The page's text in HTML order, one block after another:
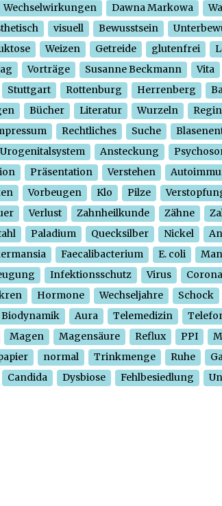
Wechselwirkungen Dawna Markowa
visuell Bewusstsein
Weizen Getreide glutenfrei
Vorträge Susanne Beckmann Vita
Stuttgart Rottenburg Herrenberg
Bücher Literatur Wurzeln
Rechtliches Suche
Urogenitalsystem Ansteckung
Präsentation Verstehen
Vorbeugen Klo Pilze
Verlust Zahnheilkunde Zähne
Paladium Quecksilber Nickel
Faecalibacterium E. coli
Infektionsschutz Virus Corona
Hormone Wechseljahre Schock
Biodynamik Aura Telemedizin
Magen Magensäure Reflux PPI
normal Trinkmenge Ruhe
Candida Dysbiose Fehlbesiedlung